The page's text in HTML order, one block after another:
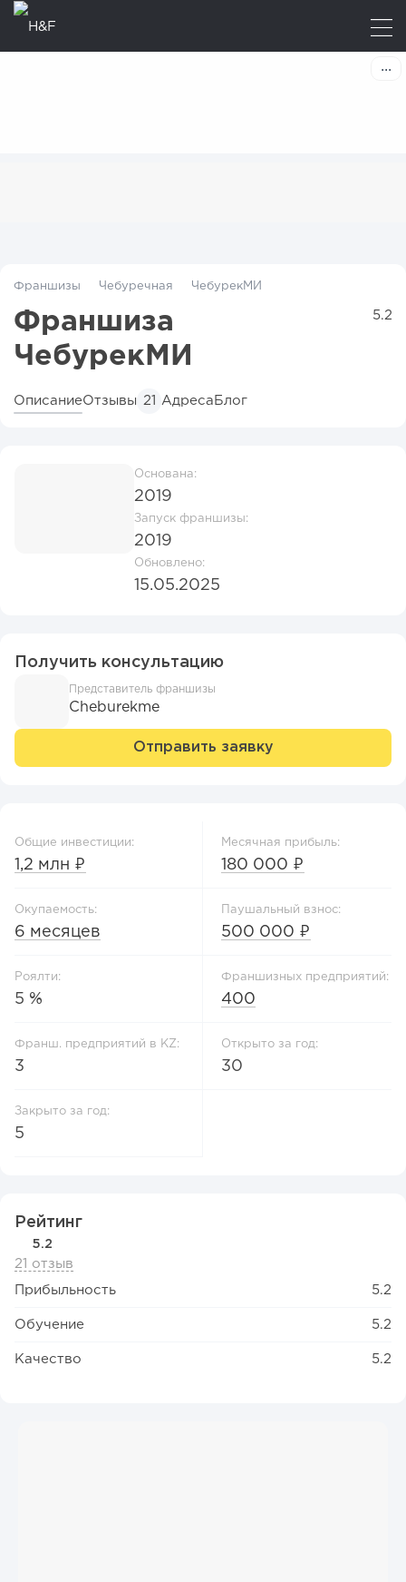
Франшизы Чебуречная ЧебурекМИ
Франшиза
ЧебурекМИ
5.2
ОписаниеОтзывы Адреса Блог
Основана:
2019
Запуск франшизы:
2019
Обновлено:
15.05.2025
Получить консультацию
Представитель франшизы
Cheburekme
Отправить заявку
Общие инвестиции:
1,2 млн ₽
Месячная прибыль:
180 000 ₽
Окупаемость:
6 месяцев
Паушальный взнос:
500 000 ₽
Роялти:
5 %
Франшизных предприятий:
400
Франш. предприятий в KZ:
3
Открыто за год:
30
Закрыто за год:
5
Рейтинг
5.2
21 отзыв
Прибыльность 5.2
Обучение 5.2
Качество 5.2